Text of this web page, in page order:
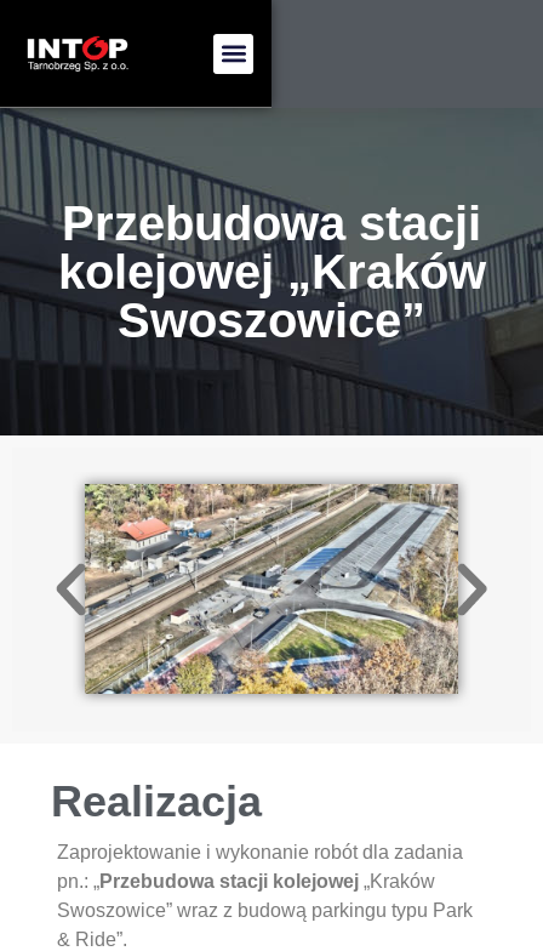
Przebudowa stacji
kolejowej „Kraków
Swoszowice”
Realizacja
Zaprojektowanie i wykonanie robót dla zadania
pn.: „Przebudowa stacji kolejowej „Kraków
Swoszowice” wraz z budową parkingu typu Park
& Ride”.